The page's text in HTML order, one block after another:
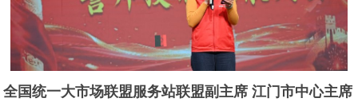
全国统一大市场联盟服务站联盟副主席 江门市中心主席